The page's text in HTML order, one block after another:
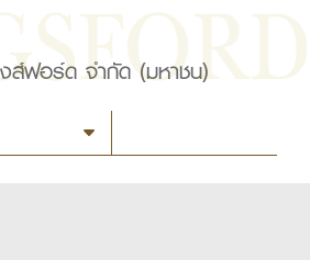
ฟอร์ด จำกัด (มหาชน)